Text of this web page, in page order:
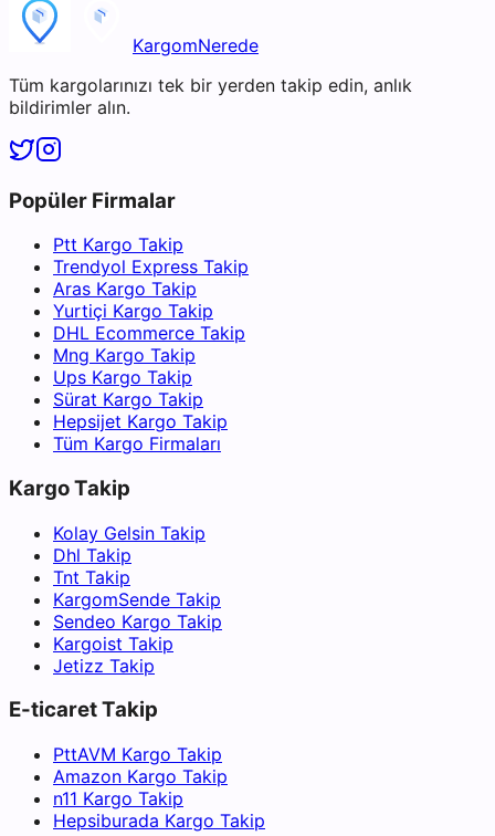
KargomNerede
Tüm kargolarınızı tek bir yerden takip edin, anlık
bildirimler alın.
Popüler Firmalar
Ptt Kargo Takip
Trendyol Express Takip
Aras Kargo Takip
Yurtiçi Kargo Takip
DHL Ecommerce Takip
Mng Kargo Takip
Ups Kargo Takip
Sürat Kargo Takip
Hepsijet Kargo Takip
Tüm Kargo Firmaları
Kargo Takip
Kolay Gelsin Takip
Dhl Takip
Tnt Takip
KargomSende Takip
Sendeo Kargo Takip
Kargoist Takip
Jetizz Takip
E-ticaret Takip
PttAVM Kargo Takip
Amazon Kargo Takip
n11 Kargo Takip
Hepsiburada Kargo Takip